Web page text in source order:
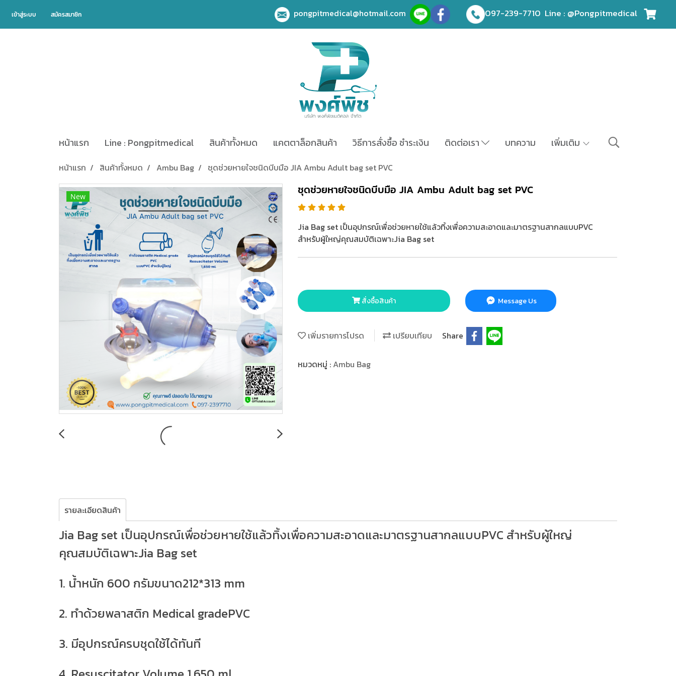
เข้าสู่ระบบ สมัครสมาชิก pongpitmedical@hotmail.com 097-239-7710 Line : @Pongpitmedical
หน้าแรก Line : Pongpitmedical สินค้าทั้งหมด แคตตาล็อกสินค้า วิธีการสั่งซื้อ ชำระเงิน ติดต่อเรา บทความ เพิ่มเติม
หน้าแรก สินค้าทั้งหมด Ambu Bag ชุดช่วยหายใจชนิดบีบมือ​ JIA Ambu Adult bag set PVC
New ชุดช่วยหายใจชนิดบีบมือ​ JIA Ambu Adult bag set PVC
Jia Bag set เป็นอุปกรณ์เพื่อช่วยหายใช้แล้วทิ้งเพื่อความสะอาดและมาตรฐานสากลแบบPVC
สำหรับผู้ใหญ่คุณสมบัติเฉพาะJia Bag set
สั่งซื้อสินค้า Message Us
เพิ่มรายการโปรด เปรียบเทียบ Share
หมวดหมู่ : Ambu Bag
รายละเอียดสินค้า
Jia Bag set เป็นอุปกรณ์เพื่อช่วยหายใช้แล้วทิ้งเพื่อความสะอาดและมาตรฐานสากลแบบPVC สำหรับผู้ใหญ่
คุณสมบัติเฉพาะJia Bag set
1. น้ำหนัก 600 กรัมขนาด212*313 mm
2. ทำด้วยพลาสติก Medical gradePVC
3. มีอุปกรณ์ครบชุดใช้ได้ทันที